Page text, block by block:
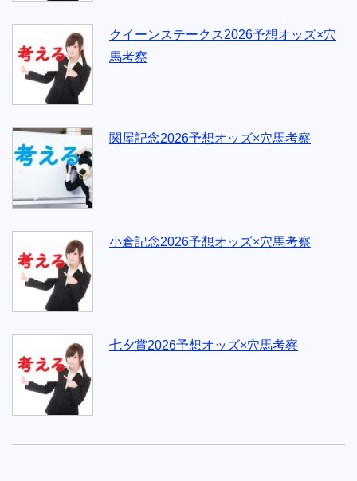
クイーンステークス2026予想オッズ×穴
馬考察
関屋記念2026予想オッズ×穴馬考察
小倉記念2026予想オッズ×穴馬考察
七夕賞2026予想オッズ×穴馬考察